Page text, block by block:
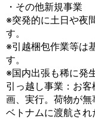
・その他新規事業
※突発的に土日や夜
す。
※引越梱包作業等は
す。
※国内出張も稀に発
引っ越し事業：お
画、実行。荷物が無
ベトナムに渡航さ